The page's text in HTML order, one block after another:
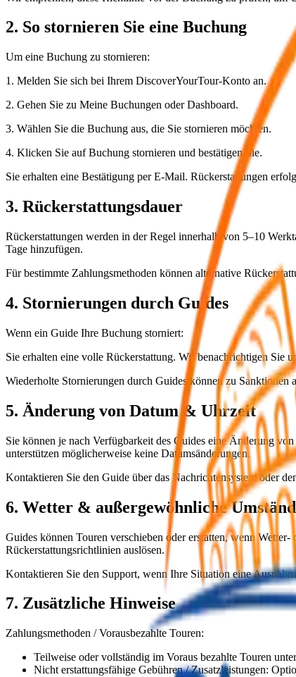
2. So stornieren Sie eine Buchung
Um eine Buchung zu stornieren:
1. Melden Sie sich bei Ihrem DiscoverYourTour-Konto an.
2. Gehen Sie zu Meine Buchungen oder Dashboard.
3. Wählen Sie die Buchung aus, die Sie stornieren möchten.
4. Klicken Sie auf Buchung stornieren und bestätigen Sie.
Sie erhalten eine Bestätigung per E-Mail. Rückerstattungen
3. Rückerstattungsdauer
Rückerstattungen werden in der Regel innerhalb von 5–10
Tage hinzufügen.
Für bestimmte Zahlungsmethoden können alternative
4. Stornierungen durch Guides
Wenn ein Guide Ihre Buchung storniert:
Sie erhalten eine volle Rückerstattung. Wir benachrichtigen Sie
Wiederholte Stornierungen durch Guides können zu Sanktionen
5. Änderung von Datum & Uhrzeit
Sie können je nach Verfügbarkeit des Guides eine Änderung
unterstützen möglicherweise keine Datumsänderungen.
Kontaktieren Sie den Guide über das Nachrichtensystem oder
6. Wetter & außergewöhnliche
Guides können Touren verschieben oder erstatten, wenn
Rückerstattungsrichtlinien auslösen.
Kontaktieren Sie den Support, wenn Ihre Situation eine
7. Zusätzliche Hinweise
Zahlungsmethoden / Vorausbezahlte Touren:
Teilweise oder vollständig im Voraus bezahlte Touren
Nicht erstattungsfähige Gebühren / Zusatzleistungen: